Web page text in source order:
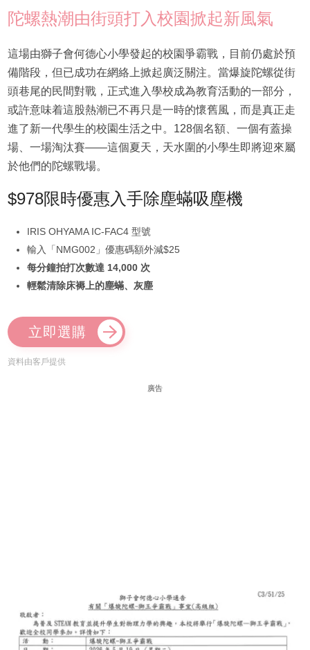
陀螺熱潮由街頭打入校園掀起新風氣
這場由獅子會何德心小學發起的校園爭霸戰，目前仍處於預
備階段，但已成功在網絡上掀起廣泛關注。當爆旋陀螺從街
頭巷尾的民間對戰，正式進入學校成為教育活動的一部分，
或許意味着這股熱潮已不再只是一時的懷舊風，而是真正走
進了新一代學生的校園生活之中。128個名額、一個有蓋操
場、一場淘汰賽——這個夏天，天水圍的小學生即將迎來屬
於他們的陀螺戰場。
$978限時優惠入手除塵蟎吸塵機
IRIS OHYAMA IC-FAC4 型號
輸入「NMG002」優惠碼額外減$25
每分鐘拍打次數達 14,000 次
輕鬆清除床褥上的塵蟎、灰塵
立即選購
資料由客戶提供
廣告